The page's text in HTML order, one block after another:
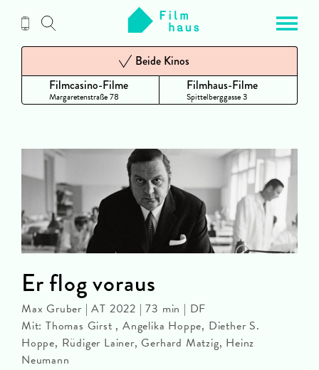
Inhalt
Filmcasino-Filme
Margaretenstraße 78
Beide Kinos
Filmhaus-Filme
Spittelberggasse 3
Er flog voraus
Max Gruber | AT 2022 | 73 min | DF
Mit: Thomas Girst , Angelika Hoppe, Diether S.
Hoppe, Rüdiger Lainer, Gerhard Matzig, Heinz
Neumann